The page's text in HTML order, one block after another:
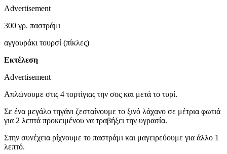
Advertisement
300 γρ. παστράμι
αγγουράκι τουρσί (πίκλες)
Εκτέλεση
Advertisement
Απλώνουμε στις 4 τορτίγιας την σος και μετά το τυρί.
Σε ένα μεγάλο τηγάνι ζεσταίνουμε το ξινό λάχανο σε μέτρια φωτιά
για 2 λεπτά προκειμένου να τραβήξει την υγρασία.
Στην συνέχεια ρίχνουμε το παστράμι και μαγειρεύουμε για άλλο 1
λεπτό.